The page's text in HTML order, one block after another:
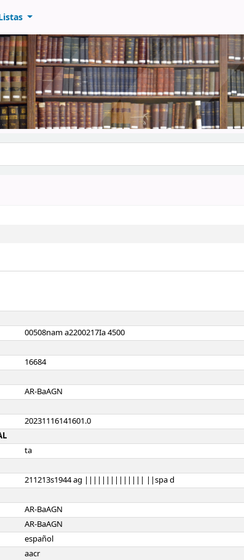
00508nam a2200217Ia 4500
16684
AR-BaAGN
20231116141601.0
ta
211213s1944 ag |||||||||||||| ||spa d
AR-BaAGN
AR-BaAGN
español
aacr